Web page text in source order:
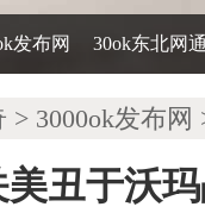
发布网 30ok东北网
> 3000ok发布网
丑于沃